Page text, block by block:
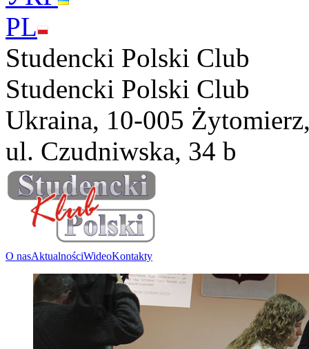
PL
Studencki Polski Club
Studencki Polski Club
Ukraina, 10-005
ul. Czudniwska, 34 b
O nasAktualnościWideoKontakty